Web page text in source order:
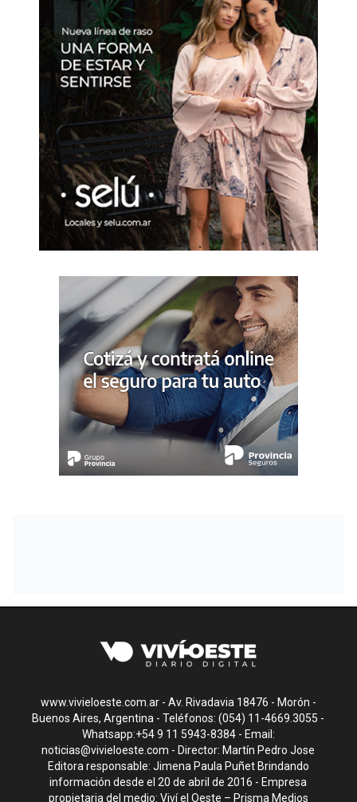
www.vivieloeste.com.ar - Av. Rivadavia 18476 - Morón -
Buenos Aires, Argentina - Teléfonos: (054) 11-4669.3055 -
Whatsapp:+54 9 11 5943-8384 - Email:
noticias@vivieloeste.com - Director: Martín Pedro Jose
Editora responsable: Jimena Paula Puñet Brindando
información desde el 20 de abril de 2016 - Empresa
propietaria del medio: Viví el Oeste – Prisma Medios